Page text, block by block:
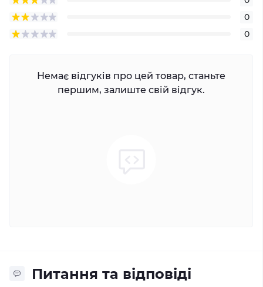
0
0
Немає відгуків про цей товар, станьте
першим, залиште свій відгук.
Питання та відповіді